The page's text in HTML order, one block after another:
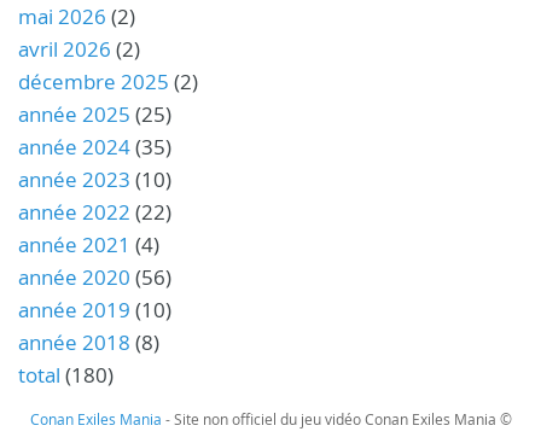
mai 2026 (2)
avril 2026 (2)
décembre 2025 (2)
année 2025 (25)
année 2024(35)
année 2023 (10)
année 2022 (22)
année 2021 (4)
année 2020 (56)
année 2019 (10)
année 2018 (8)
total (180)
Conan Exiles Mania - Site non officiel du jeu vidéo Conan Exiles Mania ©